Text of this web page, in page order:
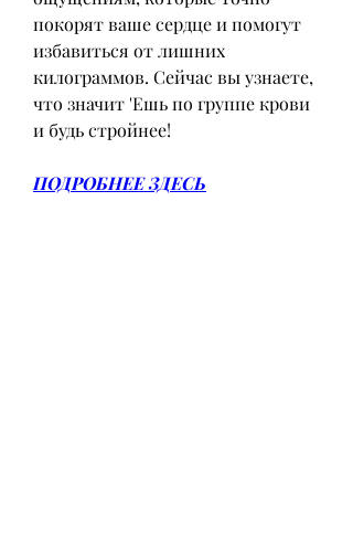
покорят ваше сердце и помогут
избавиться от лишних
килограммов. Сейчас вы узнаете,
что значит 'Ешь по группе крови
и будь стройнее!
ПОДРОБНЕЕ ЗДЕСЬ